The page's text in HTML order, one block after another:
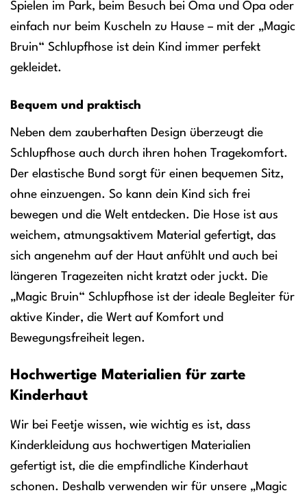
Spielen im Park, beim Besuch bei Oma und Opa oder
einfach nur beim Kuscheln zu Hause – mit der „Magic
Bruin“ Schlupfhose ist dein Kind immer perfekt
gekleidet.
Bequem und praktisch
Neben dem zauberhaften Design überzeugt die
Schlupfhose auch durch ihren hohen Tragekomfort.
Der elastische Bund sorgt für einen bequemen Sitz,
ohne einzuengen. So kann dein Kind sich frei
bewegen und die Welt entdecken. Die Hose ist aus
weichem, atmungsaktivem Material gefertigt, das
sich angenehm auf der Haut anfühlt und auch bei
längeren Tragezeiten nicht kratzt oder juckt. Die
„Magic Bruin“ Schlupfhose ist der ideale Begleiter für
aktive Kinder, die Wert auf Komfort und
Bewegungsfreiheit legen.
Hochwertige Materialien für zarte
Kinderhaut
Wir bei Feetje wissen, wie wichtig es ist, dass
Kinderkleidung aus hochwertigen Materialien
gefertigt ist, die die empfindliche Kinderhaut
schonen. Deshalb verwenden wir für unsere „Magic